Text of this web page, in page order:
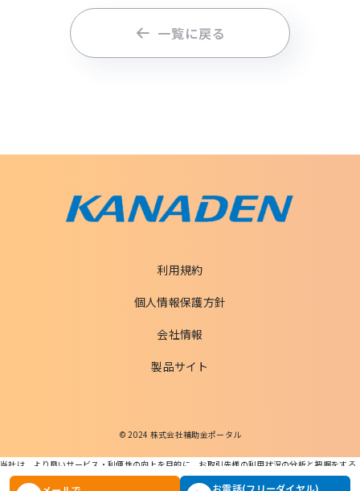
お電話(フリーダイヤル)
一覧に戻る
利用規約
個人情報保護方針
会社情報
製品サイト
© 2024 株式会社補助金ポータル
当社は、より良いサービス・利便性の向上を目的に、お取引先様の利用状況の分析と把握をする
ためCookieを利用します。